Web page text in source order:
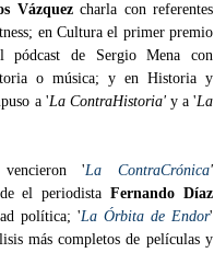
Vázquezcharla con referentes
en Cultura el primer premio
pódcast de Sergio Mena con
o música; y en Historia y
a 'La ContraHistoria'y a 'La
'La ContraCrónica'
el periodistaFernando Díaz
política; 'La Órbita de Endor'
más completos de películas y